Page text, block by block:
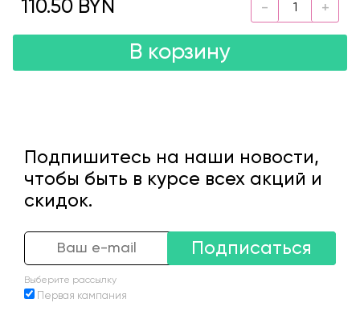
110.50 BYN
В корзину
Подпишитесь на наши новости,
чтобы быть в курсе всех акций и
скидок.
Подписаться
Выберите рассылку
Первая кампания